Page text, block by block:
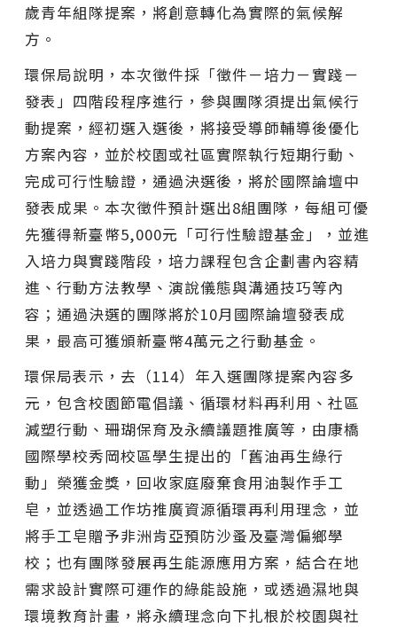
歲青年組隊提案，將創意轉化為實際的氣候解
方。
環保局說明，本次徵件採「徵件－培力－實踐－
發表」四階段程序進行，參與團隊須提出氣候行
動提案，經初選入選後，將接受導師輔導後優化
方案內容，並於校園或社區實際執行短期行動、
完成可行性驗證，通過決選後，將於國際論壇中
發表成果。本次徵件預計選出8組團隊，每組可優
先獲得新臺幣5,000元「可行性驗證基金」，並進
入培力與實踐階段，培力課程包含企劃書內容精
進、行動方法教學、演說儀態與溝通技巧等內
容；通過決選的團隊將於10月國際論壇發表成
果，最高可獲頒新臺幣4萬元之行動基金。
環保局表示，去（114）年入選團隊提案內容多
元，包含校園節電倡議、循環材料再利用、社區
減塑行動、珊瑚保育及永續議題推廣等，由康橋
國際學校秀岡校區學生提出的「舊油再生綠行
動」榮獲金獎，回收家庭廢棄食用油製作手工
皂，並透過工作坊推廣資源循環再利用理念，並
將手工皂贈予非洲肯亞預防沙蚤及臺灣偏鄉學
校；也有團隊發展再生能源應用方案，結合在地
需求設計實際可運作的綠能設施，或透過濕地與
環境教育計畫，將永續理念向下扎根於校園與社